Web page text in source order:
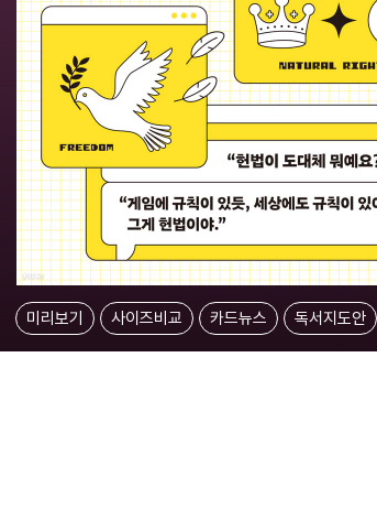
미리보기 사이즈비교 카드뉴스 독서지도안